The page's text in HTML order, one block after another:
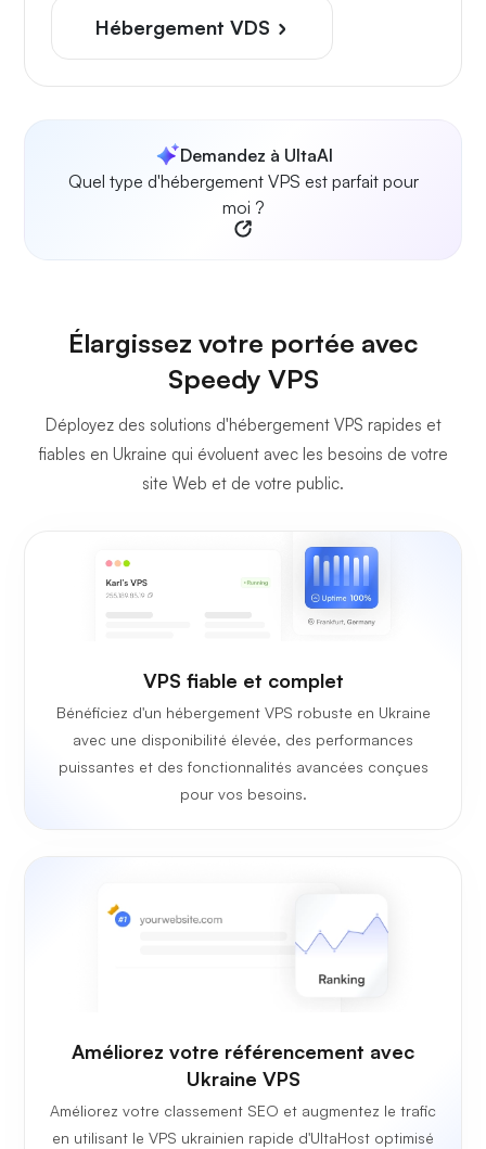
Hébergement VDS
Demandez à UltaAI
Quel type d'hébergement VPS est parfait pour
moi ?
Élargissez votre portée avec
Speedy VPS
Déployez des solutions d'hébergement VPS rapides et
fiables en Ukraine qui évoluent avec les besoins de votre
site Web et de votre public.
VPS fiable et complet
Bénéficiez d'un hébergement VPS robuste en Ukraine
avec une disponibilité élevée, des performances
puissantes et des fonctionnalités avancées conçues
pour vos besoins.
Améliorez votre référencement avec
Ukraine VPS
Améliorez votre classement SEO et augmentez le trafic
en utilisant le VPS ukrainien rapide d'UltaHost optimisé